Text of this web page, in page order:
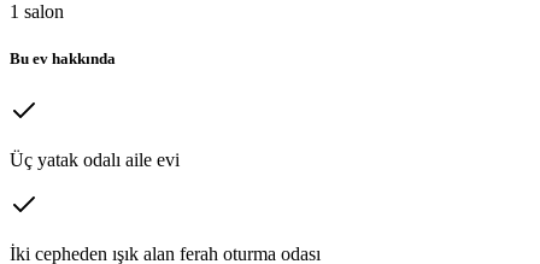
1 salon
Bu ev hakkında
Üç yatak odalı aile evi
İki cepheden ışık alan ferah oturma odası